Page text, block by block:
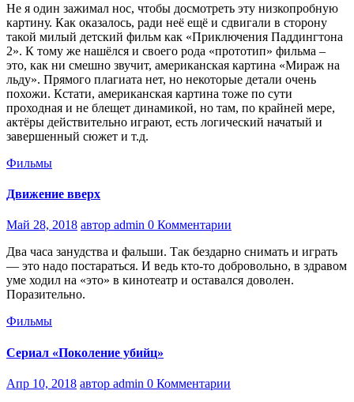
Не я один зажимал нос, чтобы досмотреть эту низкопробную
картину. Как оказалось, ради неё ещё и сдвигали в сторону
такой милый детский фильм как «Приключения Паддингтона
2». К тому же нашёлся и своего рода «прототип» фильма –
это, как ни смешно звучит, американская картина «Мираж на
льду». Прямого плагиата нет, но некоторые детали очень
похожи. Кстати, американская картина тоже по сути
проходная и не блещет динамикой, но там, по крайней мере,
актёры действительно играют, есть логический начатый и
завершенный сюжет и т.д.
Фильмы
Движение вверх
Май 28, 2018 автор admin 0 Комментарии
Два часа занудства и фальши. Так бездарно снимать и играть
— это надо постараться. И ведь кто-то добровольно, в здравом
уме ходил на «это» в кинотеатр и оставался доволен.
Поразительно.
Фильмы
Сериал «Поколение убийц»
Апр 10, 2018 автор admin 0 Комментарии